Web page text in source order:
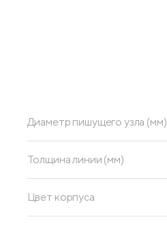
Диаметр пишущего узла (мм)
Толщина линии (мм)
Цвет корпуса